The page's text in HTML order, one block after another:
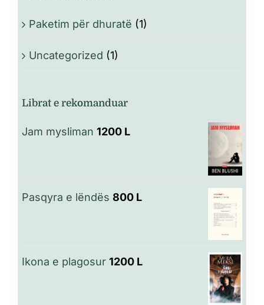
Paketim për dhuratë (1)
Uncategorized (1)
Librat e rekomanduar
Jam mysliman 1200 L
Pasqyra e lëndës 800 L
Ikona e plagosur 1200 L